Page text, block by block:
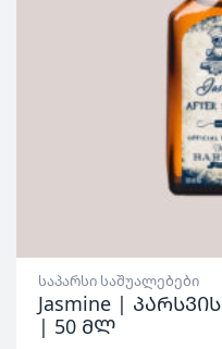
საპარსი საშუალებები
Jasmine |
| 50 მლ